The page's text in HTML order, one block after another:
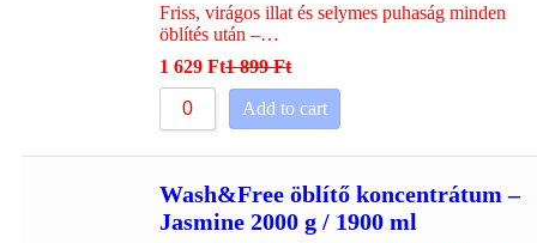
Friss, virágos illat és selymes puhaság minden
öblítés után –…
1 629 Ft1 899 Ft
Add to cart
Wash&Free öblítő koncentrátum –
Jasmine 2000 g / 1900 ml